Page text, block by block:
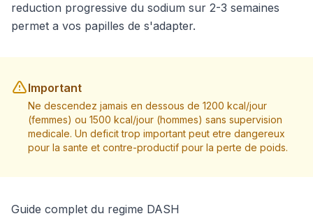
reduction progressive du sodium sur 2-3 semaines
permet a vos papilles de s'adapter.
Important
Ne descendez jamais en dessous de 1200 kcal/jour
(femmes) ou 1500 kcal/jour (hommes) sans supervision
medicale. Un deficit trop important peut etre dangereux
pour la sante et contre-productif pour la perte de poids.
Guide complet du regime DASH